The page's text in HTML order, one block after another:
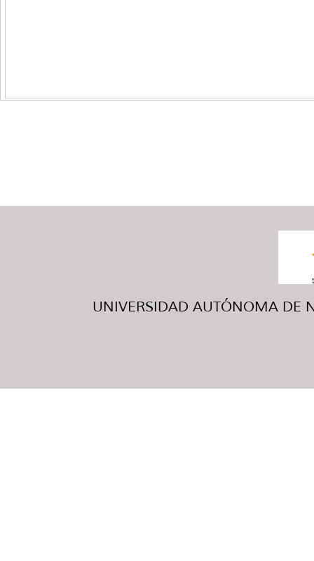
UNIVERSIDAD AUTÓNOMA DE